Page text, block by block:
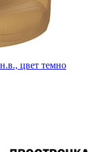
цвет темно